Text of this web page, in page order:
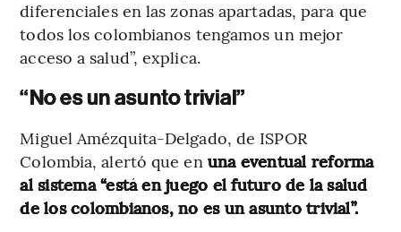
diferenciales en las zonas apartadas, para que
todos los colombianos tengamos un mejor
acceso a salud”, explica.
“No es un asunto trivial”
Miguel Amézquita-Delgado, de ISPOR
Colombia, alertó que en una eventual reforma
al sistema “está en juego el futuro de la salud
de los colombianos, no es un asunto trivial”.